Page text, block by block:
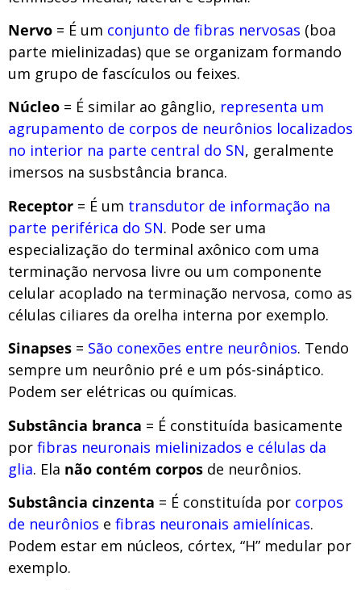
Nervo = É um conjunto de fibras nervosas (boa
parte mielinizadas) que se organizam formando
um grupo de fascículos ou feixes.
Núcleo = É similar ao gânglio, representa um
agrupamento de corpos de neurônios localizados
no interior na parte central do SN, geralmente
imersos na susbstância branca.
Receptor = É um transdutor de informação na
parte periférica do SN. Pode ser uma
especialização do terminal axônico com uma
terminação nervosa livre ou um componente
celular acoplado na terminação nervosa, como as
células ciliares da orelha interna por exemplo.
Sinapses = São conexões entre neurônios. Tendo
sempre um neurônio pré e um pós-sináptico.
Podem ser elétricas ou químicas.
Substância branca = É constituída basicamente
por fibras neuronais mielinizados e células da
glia. Ela não contém corpos de neurônios.
Substância cinzenta = É constituída por corpos
de neurônios e fibras neuronais amielínicas.
Podem estar em núcleos, córtex, “H” medular por
exemplo.